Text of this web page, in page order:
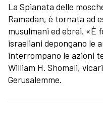
La Spianata delle
Ramadan, è tornata ad
musulmani ed ebrei. «È
israeliani depongano le
interrompano le azioni
William H. Shomali,
Gerusalemme.